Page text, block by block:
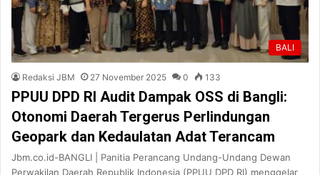
BALI
Redaksi JBM 27 November 2025 0 133
PPUU DPD RI Audit Dampak OSS di Bangli:
Otonomi Daerah Tergerus Perlindungan
Geopark dan Kedaulatan Adat Terancam
Jbm.co.id-BANGLI | Panitia Perancang Undang-Undang Dewan
Perwakilan Daerah Republik Indonesia (PPUU DPD RI) menggelar